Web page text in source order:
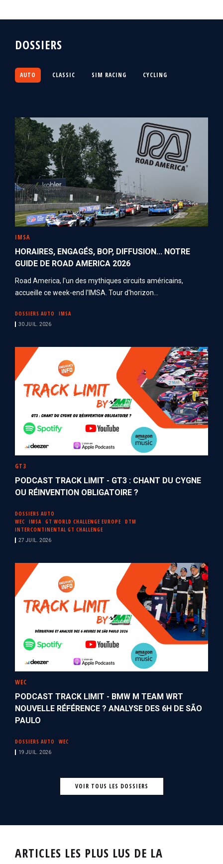
DOSSIERS
AUTO CLASSIC SIM RACING CYCLING
IMSA
HORAIRES, ENGAGÉS, BOP, DIFFUSION... NOTRE
GUIDE DE ROAD AMERICA 2026
Road America, l'un des mythiques circuits américains,
accueille ce week-end l'IMSA. Tour d'horizon...
DOSSIERS AUTO IMSA
30 JUIL. 2026
GT3
PODCAST TRACK LIMIT - GT3 : CHANT DU CYGNE
OU RÉINVENTION OBLIGATOIRE ?
DOSSIERS AUTO
WEC
IMSA GT WORLD CHALLENGE EUROPE
DTM
INTERCONTINENTAL GT CHALLENGE
27 JUIL. 2026
WEC
PODCAST TRACK LIMIT - BMW M TEAM WRT
NOUVELLE RÉFÉRENCE ? ANALYSE DES 6H DE SÃO
PAULO
DOSSIERS AUTO WEC
19 JUIL. 2026
VOIR TOUS LES DOSSIERS
ARTICLES LES PLUS LUS DE LA